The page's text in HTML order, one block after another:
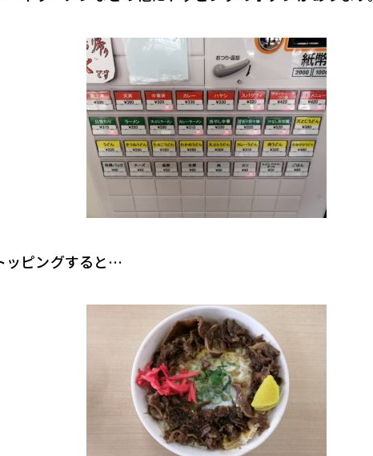
ッピングすると…